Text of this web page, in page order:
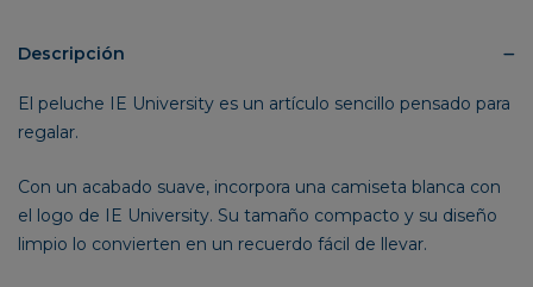
University
Descripción
El peluche IE University es un artículo sencillo pensado para
regalar.
Con un acabado suave, incorpora una camiseta blanca con
el logo de IE University. Su tamaño compacto y su diseño
limpio lo convierten en un recuerdo fácil de llevar.